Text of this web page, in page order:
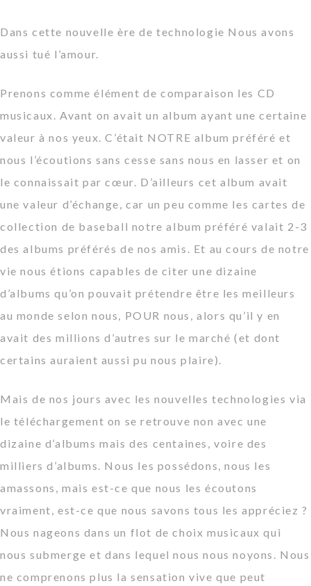
Dans cette nouvelle ère de technologie Nous avons
aussi tué l’amour.
Prenons comme élément de comparaison les CD
musicaux. Avant on avait un album ayant une certaine
valeur à nos yeux. C’était NOTRE album préféré et
nous l’écoutions sans cesse sans nous en lasser et on
le connaissait par cœur. D’ailleurs cet album avait
unevaleur d’échange, car un peu comme les cartes de
collection de baseball notre album préféré valait 2-3
des albums préférés de nos amis. Et au cours de notre
vie nous étions capables de citer une dizaine
d’albums qu’on pouvait prétendre être les meilleurs
au monde selon nous, POUR nous, alors qu’il y en
avait des millions d’autres sur le marché (et dont
certains auraient aussi pu nous plaire).
Mais de nos jours avec les nouvelles technologies via
le téléchargement on se retrouve non avec une
dizaine d’albums mais des centaines, voire des
milliers d’albums. Nous les possédons, nous les
amassons, mais est-ce que nous les écoutons
vraiment, est-ce que nous savons tous les appréciez ?
Nous nageons dans un flot de choix musicaux qui
nous submerge et dans lequel nous nous noyons. Nous
ne comprenons plus la sensation vive que peut